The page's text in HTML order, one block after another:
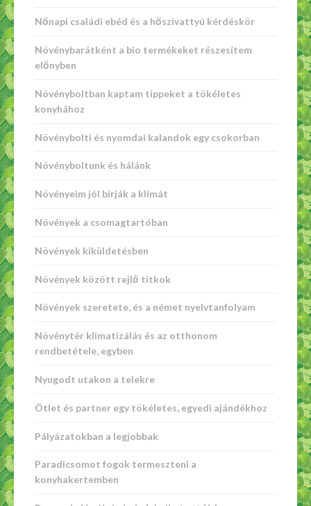
Nőnapi családi ebéd és a hőszivattyú kérdéskör
Növénybarátként a bio termékeket részesítem
előnyben
Növényboltban kaptam tippeket a tökéletes
konyhához
Növénybolti és nyomdai kalandok egy csokorban
Növényboltunk és hálánk
Növényeim jól bírják a klímát
Növények a csomagtartóban
Növények kiküldetésben
Növények között rejlő titkok
Növények szeretete, és a német nyelvtanfolyam
Növénytér klimatizálás és az otthonom
rendbetétele, egyben
Nyugodt utakon a telekre
Ötlet és partner egy tökéletes, egyedi ajándékhoz
Pályázatokban a legjobbak
Paradicsomot fogok termeszteni a
konyhakertemben